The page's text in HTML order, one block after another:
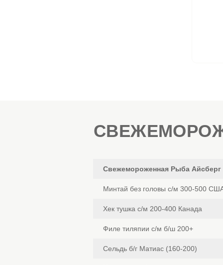
Свежемороженная Рыба Айсберг
Минтай без головы с/м 300-500
Хек тушка с/м 200-400 Канада
Филе тиляпии с/м б/ш 200+
Сельдь б/г Матиас (160-200)